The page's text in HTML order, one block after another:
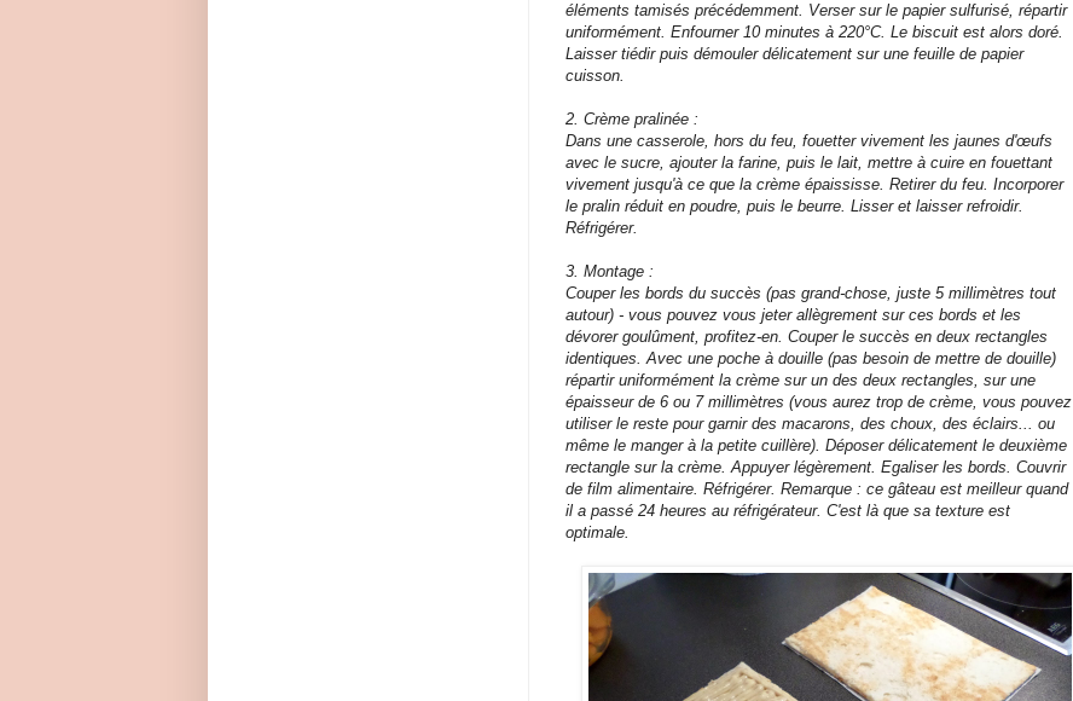
éléments tamisés précédemment. Verser sur le papier sulfurisé, répartir
uniformément. Enfourner 10 minutes à 220°C. Le biscuit est alors doré.
Laisser tiédir puis démouler délicatement sur une feuille de papier
cuisson.
2. Crème pralinée :
Dans une casserole, hors du feu, fouetter vivement les jaunes d'œufs
avec le sucre, ajouter la farine, puis le lait, mettre à cuire en fouettant
vivement jusqu'à ce que la crème épaississe. Retirer du feu. Incorporer
le pralin réduit en poudre, puis le beurre. Lisser et laisser refroidir.
Réfrigérer.
3. Montage :
Couper les bords du succès (pas grand-chose, juste 5 millimètres tout
autour) - vous pouvez vous jeter allègrement sur ces bords et les
dévorer goulûment, profitez-en. Couper le succès en deux rectangles
identiques. Avec une poche à douille (pas besoin de mettre de douille)
répartir uniformément la crème sur un des deux rectangles, sur une
épaisseur de 6 ou 7 millimètres (vous aurez trop de crème, vous pouvez
utiliser le reste pour garnir des macarons, des choux, des éclairs... ou
même le manger à la petite cuillère). Déposer délicatement le deuxième
rectangle sur la crème. Appuyer légèrement. Egaliser les bords. Couvrir
de film alimentaire. Réfrigérer. Remarque : ce gâteau est meilleur quand
il a passé 24 heures au réfrigérateur. C'est là que sa texture est
optimale.